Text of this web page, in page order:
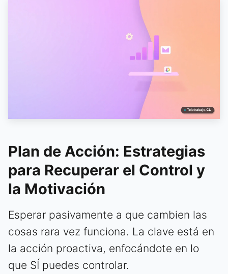
Plan de Acción: Estrategias
para Recuperar el Control y
la Motivación
Esperar pasivamente a que cambien las
cosas rara vez funciona. La clave está en
la acción proactiva, enfocándote en lo
que SÍ puedes controlar.